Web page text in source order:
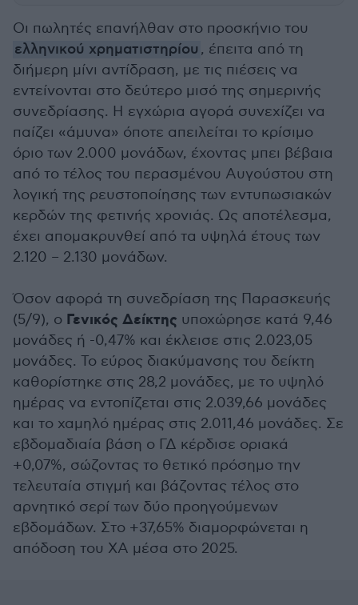
Οι πωλητές επανήλθαν στο προσκήνιο του
ελληνικού χρηματιστηρίου , έπειτα από τη
διήμερη μίνι αντίδραση, με τις πιέσεις να
εντείνονται στο δεύτερο μισό της σημερινής
συνεδρίασης. Η εγχώρια αγορά συνεχίζει να
παίζει «άμυνα» όποτε απειλείται το κρίσιμο
όριο των 2.000 μονάδων, έχοντας μπει βέβαια
από το τέλος του περασμένου Αυγούστου στη
λογική της ρευστοποίησης των εντυπωσιακών
κερδών της φετινής χρονιάς. Ως αποτέλεσμα,
έχει απομακρυνθεί από τα υψηλά έτους των
2.120 – 2.130 μονάδων.
Όσον αφορά τη συνεδρίαση της Παρασκευής
(5/9), ο Γενικός Δείκτης υποχώρησε κατά 9,46
μονάδες ή -0,47% και έκλεισε στις 2.023,05
μονάδες. Το εύρος διακύμανσης του δείκτη
καθορίστηκε στις 28,2 μονάδες, με το υψηλό
ημέρας να εντοπίζεται στις 2.039,66 μονάδες
και το χαμηλό ημέρας στις 2.011,46 μονάδες. Σε
εβδομαδιαία βάση ο ΓΔ κέρδισε οριακά
+0,07%, σώζοντας το θετικό πρόσημο την
τελευταία στιγμή και βάζοντας τέλος στο
αρνητικό σερί των δύο προηγούμενων
εβδομάδων. Στο +37,65% διαμορφώνεται η
απόδοση του ΧΑ μέσα στο 2025.